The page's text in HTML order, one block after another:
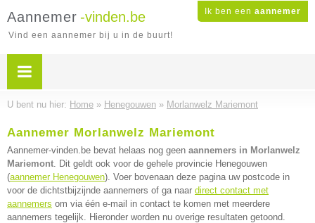
Ik ben een aannemer
Aannemer -vinden.be
Vind een aannemer bij u in de buurt!
U bent nu hier: Home » Henegouwen » Morlanwelz Mariemont
Aannemer Morlanwelz Mariemont
Aannemer-vinden.be bevat helaas nog geen aannemers in Morlanwelz
Mariemont. Dit geldt ook voor de gehele provincie Henegouwen
(aannemer Henegouwen). Voer bovenaan deze pagina uw postcode in
voor de dichtstbijzijnde aannemers of ga naar direct contact met
aannemers om via één e-mail in contact te komen met meerdere
aannemers tegelijk. Hieronder worden nu overige resultaten getoond.